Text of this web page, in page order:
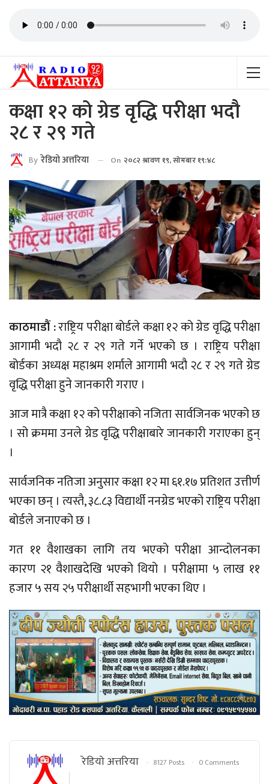
कक्षा १२ को ग्रेड वृद्धि परीक्षा भदौ
२८ र २९ गते
By रेडियाे अत्तरिया On २०८२ श्रावण १९, सोमबार १९:४८
काठमाडौं :राष्ट्रिय परीक्षा बोर्डले कक्षा १२ को ग्रेड वृद्धि परीक्षा
आगामी भदौ २८ र २९ गते गर्ने भएको छ । राष्ट्रिय परीक्षा
बोर्डका अध्यक्ष महाश्रम शर्माले आगामी भदौ २८ र २९ गते ग्रेड
वृद्धि परीक्षा हुने जानकारी गराए ।
आज मात्रै कक्षा १२ को परीक्षाको नजिता सार्वजिनक भएको छ
। सो क्रममा उनले ग्रेड वृद्धि परीक्षाबारे जानकारी गराएका हुन्
।
सार्वजनिक नतिजा अनुसार कक्षा १२ मा ६१.१७ प्रतिशत उत्तीर्ण
भएका छन् । त्यस्तै, ३८.८३ विद्यार्थी ननग्रेड भएको राष्ट्रिय परीक्षा
बोर्डले जनाएको छ ।
गत ११ वैशाखका लागि तय भएको परीक्षा आन्दोलनका
कारण २१ वैशाखदेखि भएको थियो । परीक्षामा ५ लाख ११
हजार ५ सय २५ परीक्षार्थी सहभागी भएका थिए ।
रेडियाे अत्तरिया 8127 Posts 0 Comments